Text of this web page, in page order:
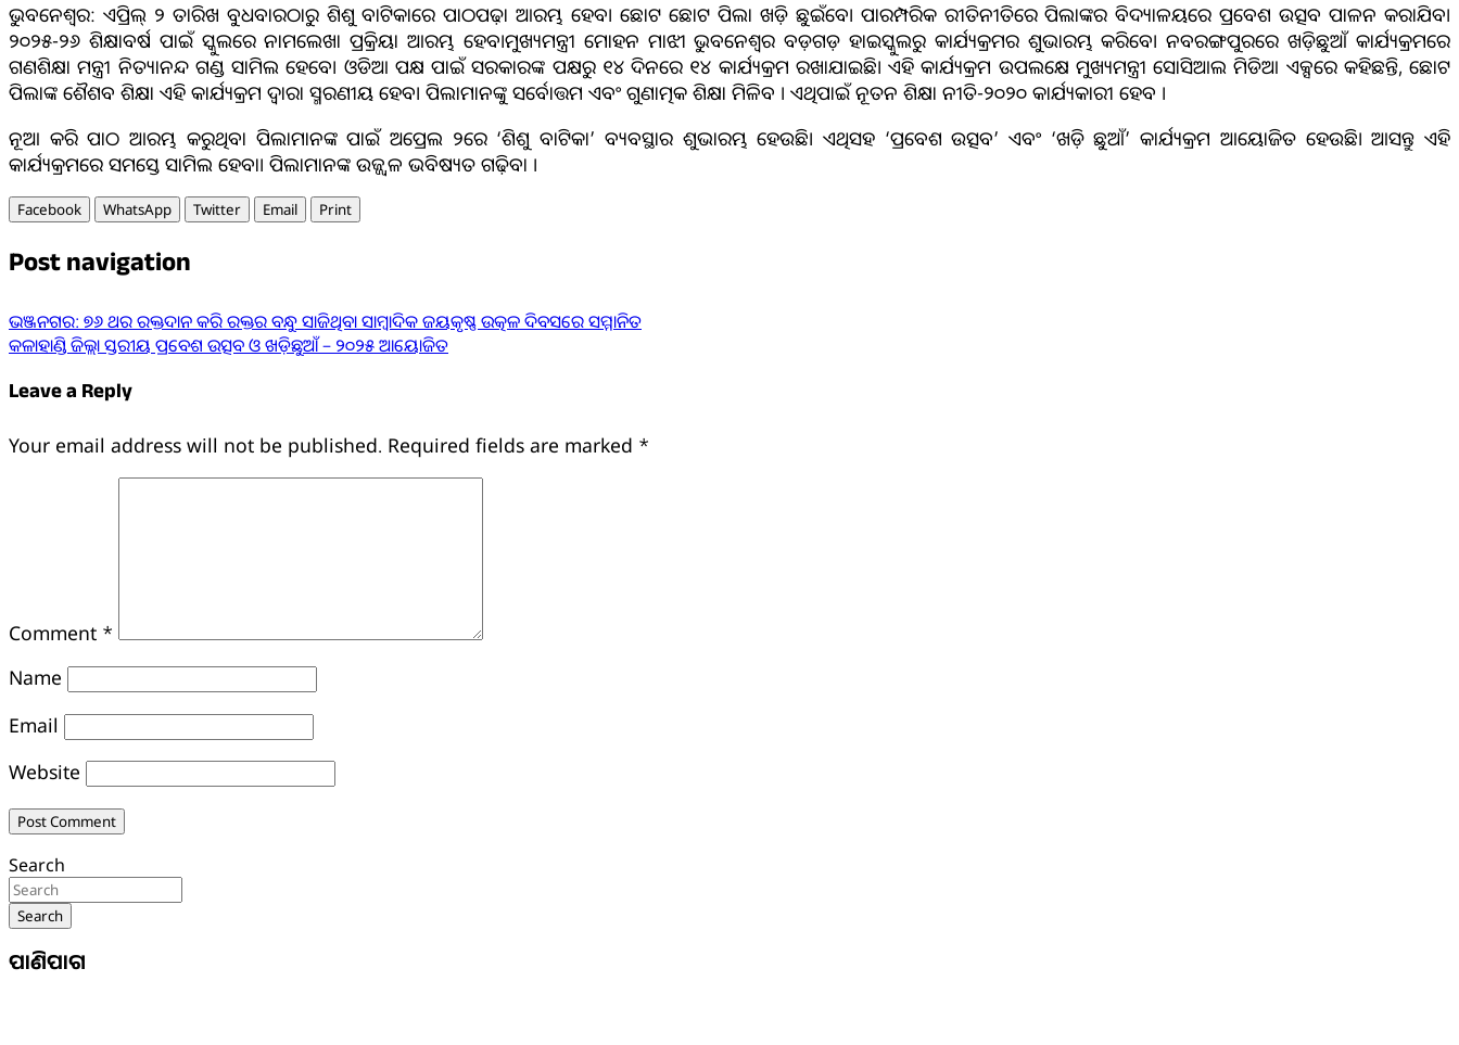
ଭୁବନେଶ୍ବର: ଏପ୍ରିଲ୍ ୨ ତାରିଖ ବୁଧବାରଠାରୁ ଶିଶୁ ବାଟିକାରେ ପାଠପଢ଼ା ଆରମ୍ଭ ହେବ। ‌ଛୋଟ ଛୋଟ ପିଲା ଖଡ଼ି ଛୁଇଁବେ। ପାରମ୍ପରିକ ରୀତିନୀତିରେ ପିଲାଙ୍କର ବିଦ୍ୟାଳୟରେ ପ୍ରବେଶ ଉତ୍ସବ ପାଳନ କରାଯିବ।
୨୦୨୫-୨୬ ଶିକ୍ଷାବର୍ଷ ପାଇଁ ସ୍କୁଲରେ ନାମଲେଖା ପ୍ରକ୍ରିୟା ଆରମ୍ଭ ହେବ।ମୁଖ୍ୟମନ୍ତ୍ରୀ ମୋହନ ମାଝୀ ଭୁବନେଶ୍ବର ବଡ଼ଗଡ଼ ହାଇସ୍କୁଲରୁ କାର୍ଯ୍ୟକ୍ରମର ଶୁଭାରମ୍ଭ କରିବେ। ନବରଙ୍ଗପୁରରେ ଖଡ଼ିଛୁଆଁ କାର୍ଯ୍ୟକ୍ରମରେ
ଗଣଶିକ୍ଷା ମନ୍ତ୍ରୀ ନିତ୍ୟାନନ୍ଦ ଗଣ୍ଡ ସାମିଲ ହେବେ। ଓଡିଆ ପକ୍ଷ ପାଇଁ ସରକାରଙ୍କ ପକ୍ଷରୁ ୧୪ ଦିନରେ ୧୪ କାର୍ଯ୍ୟକ୍ରମ ରଖାଯାଇଛି। ଏହି କାର୍ଯ୍ୟକ୍ରମ ଉପଲକ୍ଷେ ମୁଖ୍ୟମନ୍ତ୍ରୀ ସୋସିଆଲ ମିଡିଆ ଏକ୍ସରେ କହିଛନ୍ତି, ଛୋଟ
ପିଲାଙ୍କ ଶୈଶବ ଶିକ୍ଷା ଏହି କ‌ାର୍ଯ୍ୟକ୍ରମ ଦ୍ବାରା ସ୍ମରଣୀୟ ହେବ। ପିଲାମାନଙ୍କୁ ସର୍ବୋତ୍ତମ ଏବଂ ଗୁଣାତ୍ମକ ଶିକ୍ଷା ମିଳିବ । ଏଥିପାଇଁ ନୂତନ ଶିକ୍ଷା ନୀତି-୨୦୨୦ କାର୍ଯ୍ୟକାରୀ ହେବ ।
ନୂଆ କରି ପାଠ ଆରମ୍ଭ କରୁଥିବା ପିଲାମାନଙ୍କ ପାଇଁ ଅପ୍ରେଲ ୨ରେ ‘ଶିଶୁ ବାଟିକା’ ବ୍ୟବସ୍ଥାର ଶୁଭାରମ୍ଭ ହେଉଛି। ଏଥିସହ ‘ପ୍ରବେଶ ଉତ୍ସବ’ ଏବଂ ‘ଖଡ଼ି ଛୁଆଁ’ କାର୍ଯ୍ୟକ୍ରମ ଆୟୋଜିତ ହେଉଛି। ଆସନ୍ତୁ ଏହି
କାର୍ଯ୍ୟକ୍ରମରେ ସମସ୍ତେ ସାମିଲ ହେବା। ପିଲାମାନଙ୍କ ଉଜ୍ଜ୍ୱଳ ଭବିଷ୍ୟତ ଗଢ଼ିବା ।
Facebook WhatsApp Twitter Email Print
Post navigation
ଭଞ୍ଜନଗର: ୭୬ ଥର ରକ୍ତଦାନ କରି ରକ୍ତର ବନ୍ଧୁ ସାଜିଥିବା ସାମ୍ବାଦିକ ଜୟକୃଷ୍ଣ ଉତ୍କଳ ଦିବସରେ ସମ୍ମାନିତ
କଳାହାଣ୍ଡି ଜିଲ୍ଲା ସ୍ତରୀୟ ପ୍ରବେଶ ଉତ୍ସବ ଓ ଖଡ଼ିଛୁଆଁ – ୨୦୨୫ ଆୟୋଜିତ
Leave a Reply
Your email address will not be published. Required fields are marked *
Comment *
Name
Email
Website
Search
Search
ପାଣିପାଗ